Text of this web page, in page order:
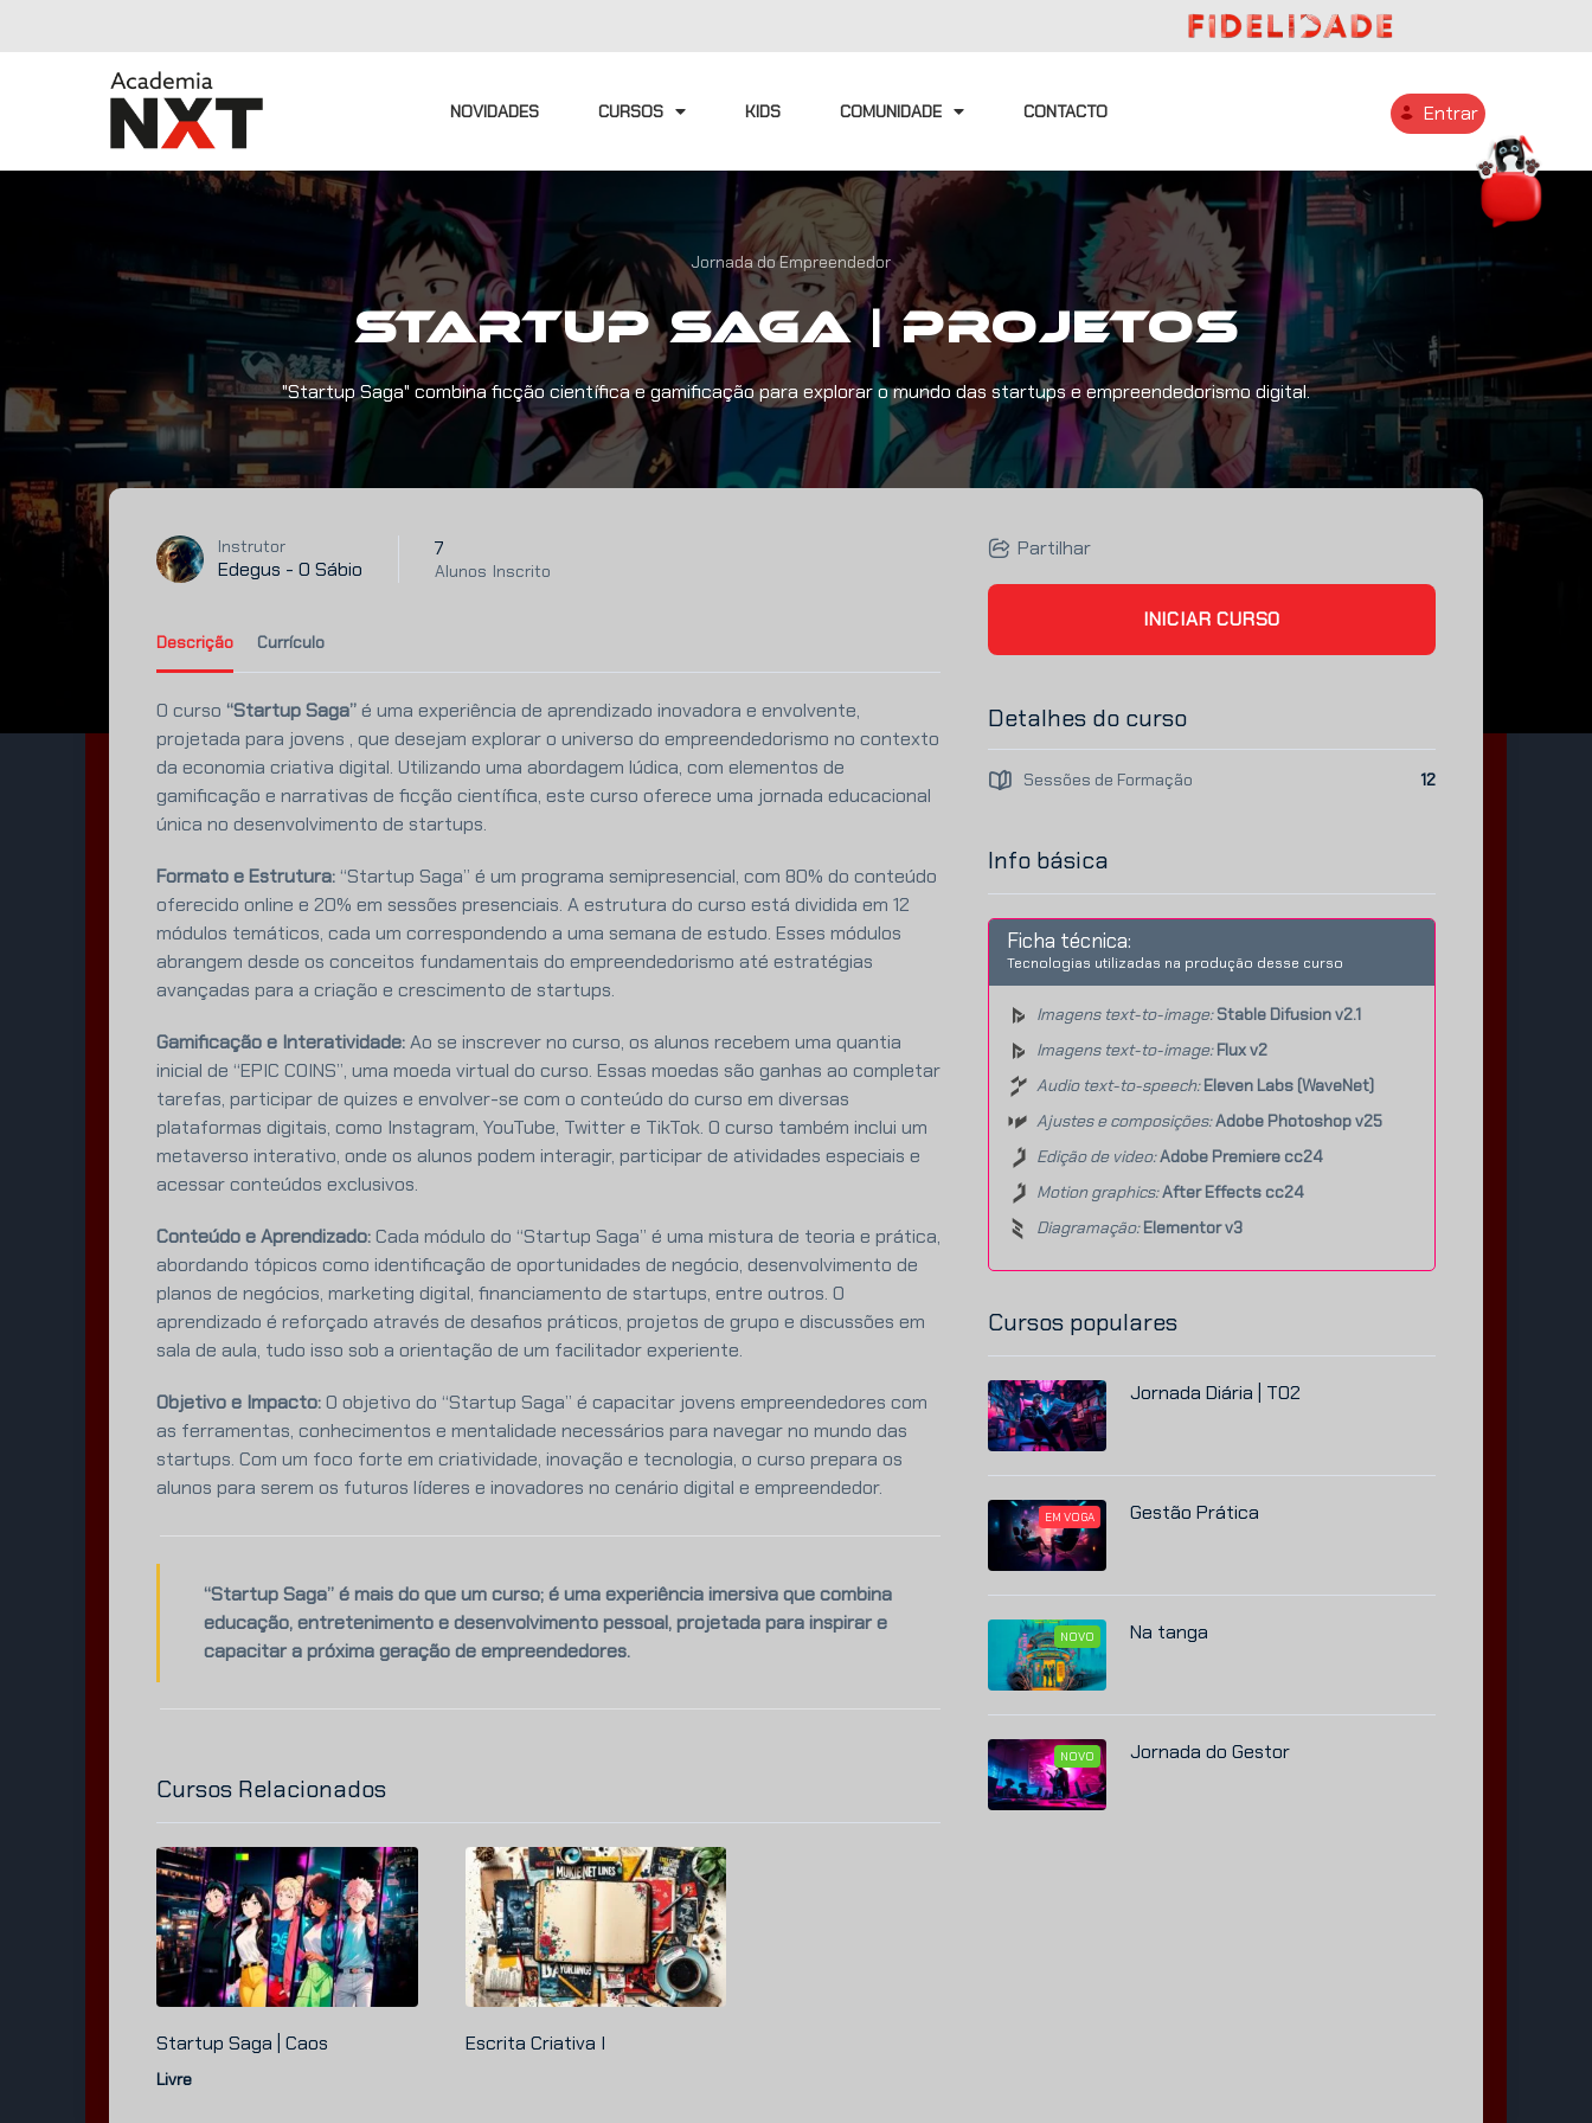
NOVIDADES CURSOS KIDS COMUNIDADE CONTACTO Entrar
Jornada do Empreendedor
Startup Saga | Projetos
"Startup Saga" combina ficção científica e gamificação para explorar o mundo das startups e empreendedorismo digital.
Instrutor
Edegus - O Sábio
7
Alunos Inscrito
Descrição Currículo
O curso “Startup Saga”é uma experiência de aprendizado inovadora e envolvente,
projetada para jovens , que desejam explorar o universo do empreendedorismo no contexto
da economia criativa digital. Utilizando uma abordagem lúdica, com elementos de
gamificação e narrativas de ficção científica, este curso oferece uma jornada educacional
única no desenvolvimento de startups.
Formato e Estrutura:“Startup Saga” é um programa semipresencial, com 80% do conteúdo
oferecido online e 20% em sessões presenciais. A estrutura do curso está dividida em 12
módulos temáticos, cada um correspondendo a uma semana de estudo. Esses módulos
abrangem desde os conceitos fundamentais do empreendedorismo até estratégias
avançadas para a criação e crescimento de startups.
Gamificação e Interatividade:Ao se inscrever no curso, os alunos recebem uma quantia
inicial de “EPIC COINS”, uma moeda virtual do curso. Essas moedas são ganhas ao completar
tarefas, participar de quizes e envolver-se com o conteúdo do curso em diversas
plataformas digitais, como Instagram, YouTube, Twitter e TikTok. O curso também inclui um
metaverso interativo, onde os alunos podem interagir, participar de atividades especiais e
acessar conteúdos exclusivos.
Conteúdo e Aprendizado:Cada módulo do “Startup Saga” é uma mistura de teoria e prática,
abordando tópicos como identificação de oportunidades de negócio, desenvolvimento de
planos de negócios, marketing digital, financiamento de startups, entre outros. O
aprendizado é reforçado através de desafios práticos, projetos de grupo e discussões em
sala de aula, tudo isso sob a orientação de um facilitador experiente.
Objetivo e Impacto:O objetivo do “Startup Saga” é capacitar jovens empreendedores com
as ferramentas, conhecimentos e mentalidade necessários para navegar no mundo das
startups. Com um foco forte em criatividade, inovação e tecnologia, o curso prepara os
alunos para serem os futuros líderes e inovadores no cenário digital e empreendedor.
“Startup Saga” é mais do que um curso; é uma experiência imersiva que combina
educação, entretenimento e desenvolvimento pessoal, projetada para inspirar e
capacitar a próxima geração de empreendedores.
Cursos Relacionados
Startup Saga | Caos
Livre
Escrita Criativa I
Partilhar
INICIAR CURSO
Detalhes do curso
Sessões de Formação 12
Info básica
Ficha técnica:
Tecnologias utilizadas na produção desse curso
Imagens text-to-image: Stable Difusion v2.1
Imagens text-to-image: Flux v2
Audio text-to-speech: Eleven Labs (WaveNet)
Ajustes e composições:Adobe Photoshop v25
Edição de video:Adobe Premiere cc24
Motion graphics:After Effects cc24
Diagramação: Elementor v3
Cursos populares
Jornada Diária | T02
EM VOGA Gestão Prática
NOVO Na tanga
NOVO Jornada do Gestor